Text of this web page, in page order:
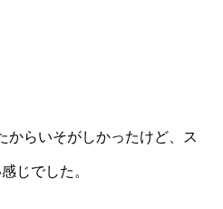
からいそがしかったけど、ス
じでした。